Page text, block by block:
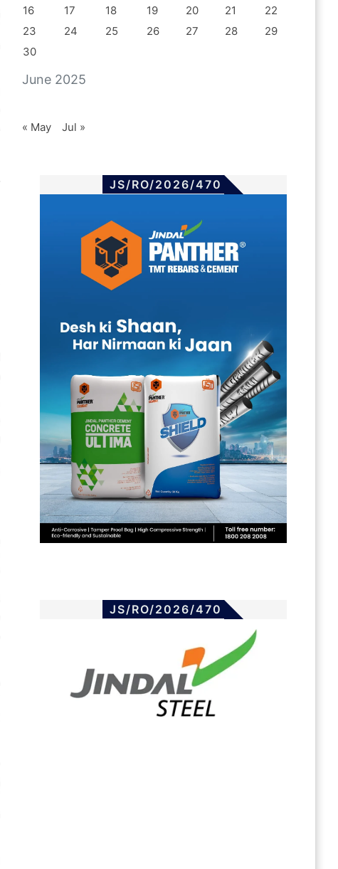
June 2025
16
17 18 19 20 21
22
23
24 25 26 27 28
29
30
« May Jul »
JS/RO/2026/470
JS/RO/2026/470